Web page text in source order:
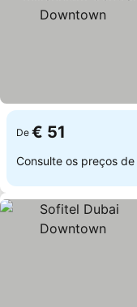
De € 51
Consulte os preços de